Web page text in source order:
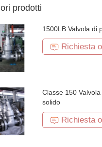
prodotti
1500LB Valvola di
Richiesta
Classe 150
solido
Richiesta